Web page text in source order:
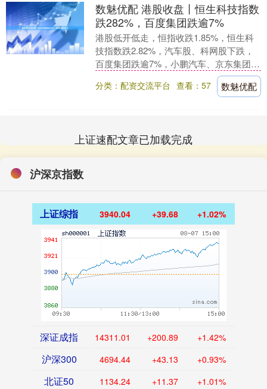
数魅优配 港股收盘丨恒生科技指数
跌282%，百度集团跌逾7%
港股低开低走，恒指收跌1.85%，恒生科
技指数跌2.82%，汽车股、科网股下跌，
百度集团跌逾7%，小鹏汽车、京东集团跌
超6%，阿里巴巴跌超4%。 举报 第一财
经....
分类：配资交流平台 查看：57 数魅优配
上证速配文章已加载完成
沪深京指数
上证综指 3940.04 +39.68 +1.02%
深证成指 14311.01 +200.89 +1.42%
沪深300 4694.44 +43.13 +0.93%
北证50 1134.24 +11.37 +1.01%